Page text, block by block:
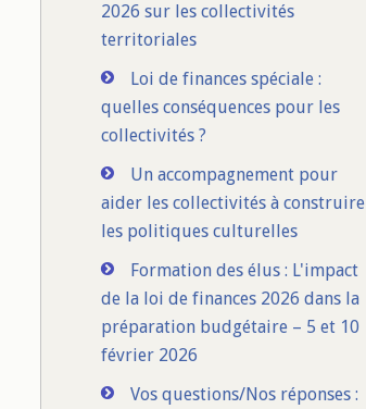
2026 sur les collectivités
territoriales
Loi de finances spéciale :
quelles conséquences pour les
collectivités ?
Un accompagnement pour
aider les collectivités à construire
les politiques culturelles
Formation des élus : L'impact
de la loi de finances 2026 dans la
préparation budgétaire – 5 et 10
février 2026
Vos questions/Nos réponses :